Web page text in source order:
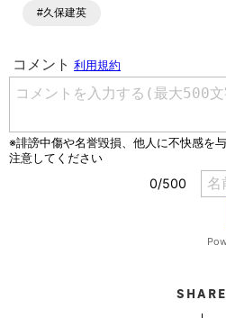
#久保建英
SHARE